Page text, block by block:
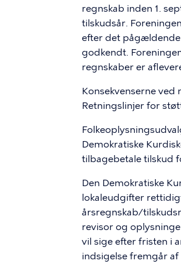
regnskab inden 1.
tilskudsår.
efter det
godkendt.
regnskaber er
Konsekvenserne
Retningslinjer for
Demokratiske
tilbagebetale tilskud
Den Demokratiske
lokaleudgifter
årsregnskab/
revisor og
vil sige efter fristen i
indsigelse fremgår af